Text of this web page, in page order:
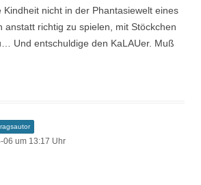
Kindheit nicht in der Phantasiewelt eines
anstatt richtig zu spielen, mit Stöckchen
Und entschuldige den KaLAUer. Muß
06 um 13:17 Uhr